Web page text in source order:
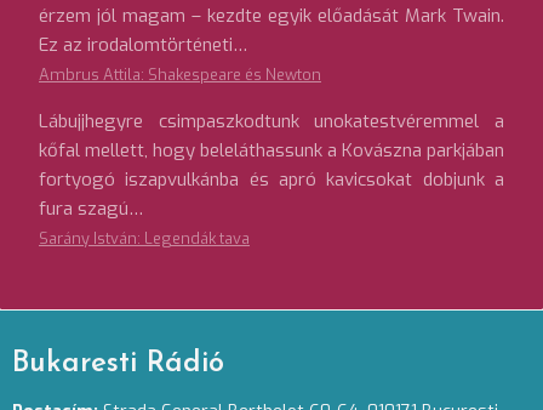
érzem jól magam – kezdte egyik előadását Mark Twain.
Ez az irodalomtörténeti…
Ambrus Attila: Shakespeare és Newton
Lábujjhegyre csimpaszkodtunk unokatestvéremmel a
kőfal mellett, hogy beleláthassunk a Kovászna parkjában
fortyogó iszapvulkánba és apró kavicsokat dobjunk a
fura szagú…
Sarány István: Legendák tava
Bukaresti Rádió